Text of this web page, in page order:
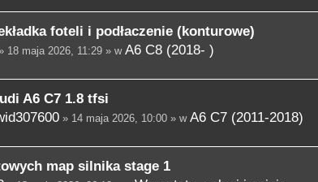
foteli i podłaczenie (konturowe)
18 maja 2026, 11:29 » w A6 C8 (2018- )
A6 C7 1.8 tfsi
» 14 maja 2026, 10:00 » w A6 C7 (2011-2018)
map silnika stage 1